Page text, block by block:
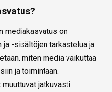
mediakasvatus on
-sisältöjen tarkastelua ja
miten media vaikuttaa
ja toimintaan.
jatkuvasti